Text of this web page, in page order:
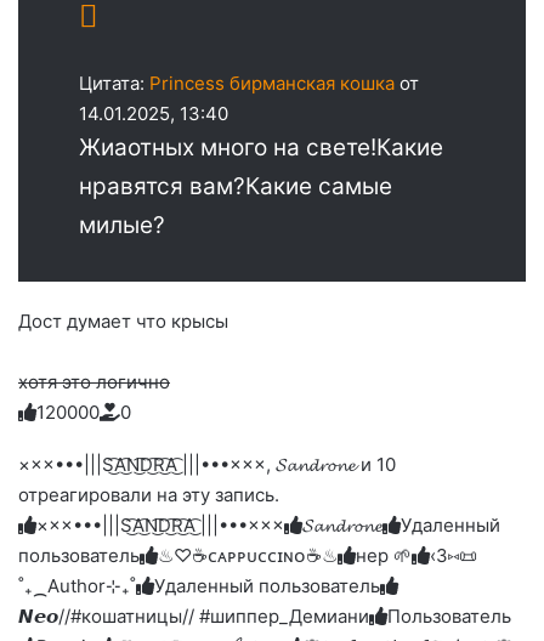
Цитата: Princess бирманская кошка от
14.01.2025, 13:40
Жиаотных много на свете!Какие
нравятся вам?Какие самые
милые?
Дост думает что крысы
хотя это логично
Голосуйте
вверх.
12
Нажмите
реакцию:
улыбаюсь
0
Нажмите
реакцию:
смеюсь
до
слез
0
Нажмите
реакцию:
печаль
0
Нажмите
реакцию:
плачу
0
Нажмите
благодарю
0
×××•••|||S͜͡A͜͡N͜͡D͜͡R͜͡A͜͡ |||•••×××, 𝓢𝓪𝓷𝓭𝓻𝓸𝓷𝓮 и 10
отреагировали на эту запись.
×××•••|||S͜͡A͜͡N͜͡D͜͡R͜͡A͜͡ |||•••×××
𝓢𝓪𝓷𝓭𝓻𝓸𝓷𝓮
Удаленный
пользователь
♨♡☕️ᴄᴀᴘᴘᴜᴄᴄɪɴᴏ☕️♨ нер 🌱
‹3⑅📜
˚₊⁔Author⊹₊˚
Удаленный пользователь
𝙉𝙚𝙤//#кошатницы// #шиппер_Демиани
Пользователь